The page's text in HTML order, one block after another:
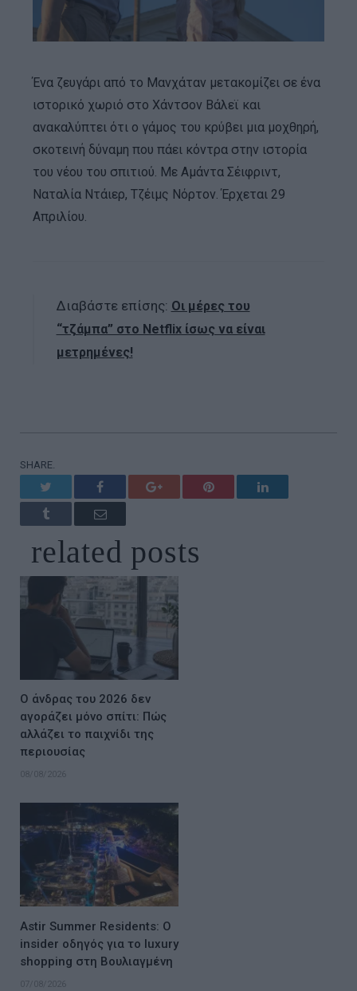
Ένα ζευγάρι από το Μανχάταν μετακομίζει σε ένα
ιστορικό χωριό στο Χάντσον Βάλεϊ και
ανακαλύπτει ότι ο γάμος του κρύβει μια μοχθηρή,
σκοτεινή δύναμη που πάει κόντρα στην ιστορία
του νέου του σπιτιού. Με Αμάντα Σέιφριντ,
Ναταλία Ντάιερ, Τζέιμς Νόρτον. Έρχεται 29
Απριλίου.
Διαβάστε επίσης: Οι μέρες του
“τζάμπα” στο Netflix ίσως να είναι
μετρημένες!
SHARE.
Facebook Google+ Pinterest LinkedIn
Tumblr Email
related posts
Ο άνδρας του 2026 δεν
αγοράζει μόνο σπίτι: Πώς
αλλάζει το παιχνίδι της
περιουσίας
08/08/2026
Astir Summer Residents: Ο
insider οδηγός για το luxury
shopping στη Βουλιαγμένη
07/08/2026